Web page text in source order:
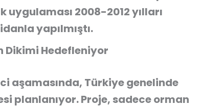
2008-2012 yılları
yapılmıştı.
Dikimi Hedefleniyor
aşamasında, Türkiye genelinde
planlanıyor. Proje, sadece orman